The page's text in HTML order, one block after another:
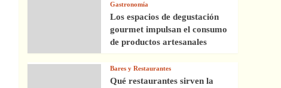
Gastronomía
Los espacios de degustación
gourmet impulsan el consumo
de productos artesanales
Bares y Restaurantes
Qué restaurantes sirven la